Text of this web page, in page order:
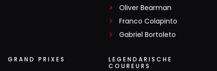
Oliver Bearman
Franco Colapinto
Gabriel Bortoleto
GRAND PRIXES
LEGENDARISCHE
COUREURS